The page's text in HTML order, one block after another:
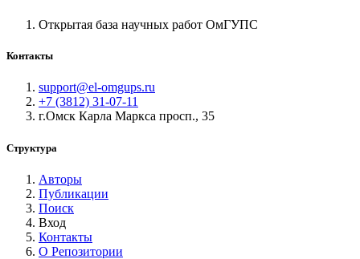
Открытая база научных работ ОмГУПС
Контакты
support@el-omgups.ru
+7 (3812) 31-07-11
г.Омск Карла Маркса просп., 35
Структура
Авторы
Публикации
Поиск
Вход
Контакты
О Репозитории